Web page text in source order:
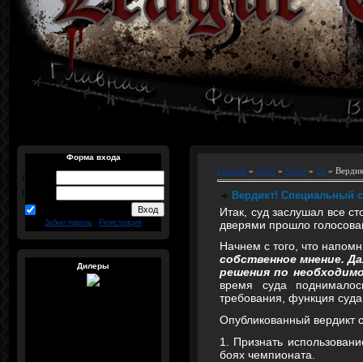
Форма входа
Логин:
Пароль:
Забыл пароль Регистрация
Дилеры
Главная » 2020 » Март » 23 »
Вердикт! Специальный
Итак, суд заслушал все
дверями прошло
Начнем с того, что
собственное мнение.
решения по
время суда
требования, функция
Опубликованный вердикт
1. Признать
боях чемпионата.